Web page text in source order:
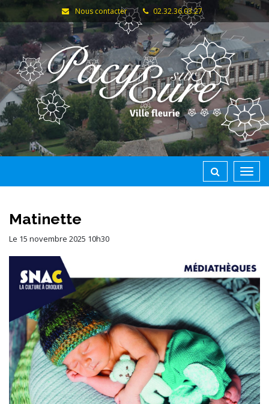
Gestion des traceurs
Nous contacter 02.32.36.03.27
Matinette
Le 15 novembre 2025 10h30